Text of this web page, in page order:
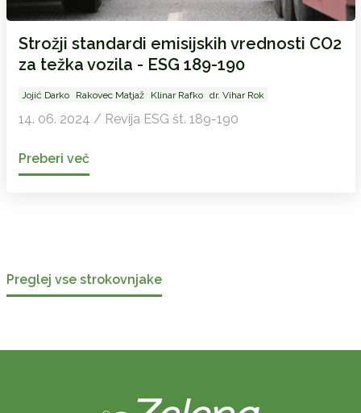
Strožji standardi emisijskih vrednosti CO2
za težka vozila - ESG 189-190
Jojić Darko Rakovec Matjaž Klinar Rafko dr. Vihar Rok
14. 06. 2024 / Revija ESG št. 189-190
Preberi več
Preglej vse strokovnjake